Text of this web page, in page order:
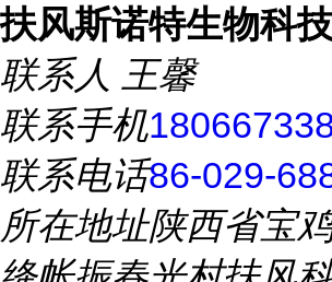
扶风斯诺特生物科
联系人 王馨
联系手机
联系电话86-029-
所在地址陕西省宝